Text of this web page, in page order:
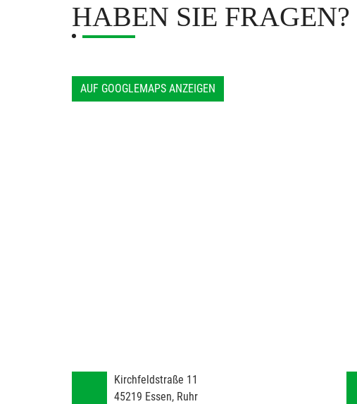
HABEN SIE FRAGEN?
AUF GOOGLEMAPS ANZEIGEN
Kirchfeldstraße 11
45219 Essen, Ruhr